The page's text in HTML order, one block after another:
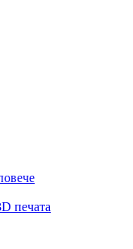
печата